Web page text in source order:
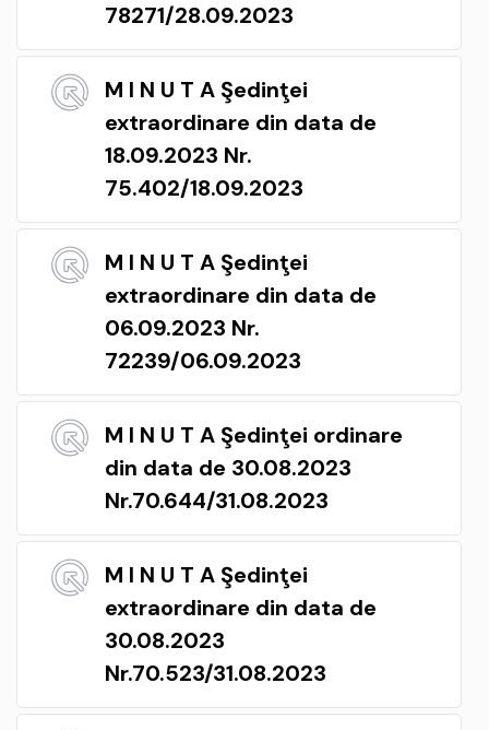
78271/28.09.2023
M I N U T A Şedinţei
extraordinare din data de
18.09.2023 Nr.
75.402/18.09.2023
M I N U T A Şedinţei
extraordinare din data de
06.09.2023 Nr.
72239/06.09.2023
M I N U T A Şedinţei ordinare
din data de 30.08.2023
Nr.70.644/31.08.2023
M I N U T A Şedinţei
extraordinare din data de
30.08.2023
Nr.70.523/31.08.2023